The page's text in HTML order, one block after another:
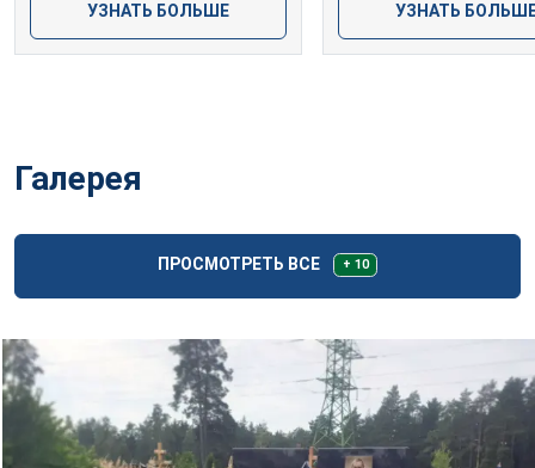
УЗНАТЬ БОЛЬШЕ УЗНАТЬ
Галерея
ПРОСМОТРЕТЬ ВСЕ + 10